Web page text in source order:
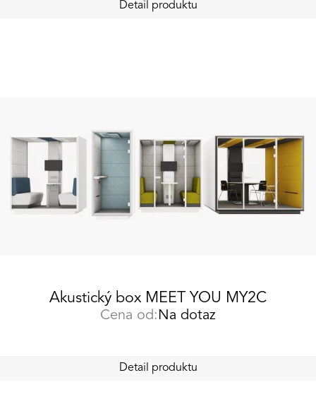
Detail produktu
Akustický box MEET YOU MY2C
Cena od: Na dotaz
Detail produktu